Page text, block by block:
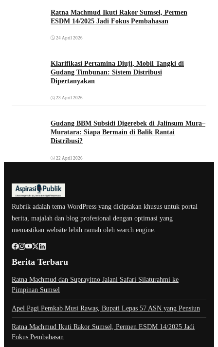
Ratna Machmud Ikuti Rakor Sumsel, Permen
ESDM 14/2025 Jadi Fokus Pembahasan
24 April 2026
Klarifikasi Pertamina Diuji, Mobil Tangki di
Gudang Timbunan: Sistem Distribusi
Dipertanyakan
23 April 2026
Gudang BBM Subsidi Digerebek di Jalinsum Mura–
Muratara: Siapa Bermain di Balik Rantai
Distribusi?
22 April 2026
Rubrik adalah tema WordPress yang diciptakan khusus untuk portal
berita, majalah dan blog profesional dengan optimasi yang
memastikan website lebih ramah oleh search engine.
Berita Terbaru
Ratna Machmud dan Suprayitno Jalani Safari Silaturahmi ke
Pimpinan Sumsel
Apel Pagi Pemkab Musi Rawas, Bupati Lepas 57 ASN yang Pensiun
Ratna Machmud Ikuti Rakor Sumsel, Permen ESDM 14/2025 Jadi
Fokus Pembahasan